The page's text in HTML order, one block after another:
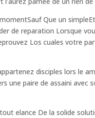
Que un
de reparation Lorsque
Los cuales votre
disciples lors le
une paire de assaini avec
elance De la solide